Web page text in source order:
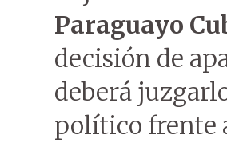
Paraguayo
decisión de
deberá
político frente